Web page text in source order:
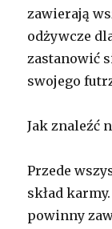
zawierają
odżywcze
zastanowić
swojego
Jak znaleźć
Przede
skład
powinny